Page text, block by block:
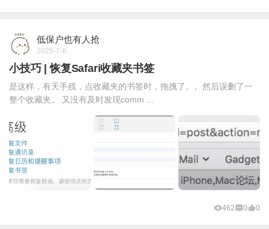
低保户也有人抢
2025-7-6
小技巧 | 恢复Safari收藏夹书签
是这样，有天手残，点收藏夹的书签时，拖拽了。。然后误删了一
整个收藏夹。 又没有及时发现comm ...
462 0 0